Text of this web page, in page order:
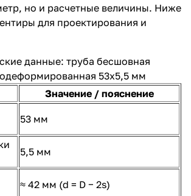
но и расчетные величины. Ниже
для проектирования и
данные: труба бесшовная
53х5,5 мм
Значение / пояснение
53 мм
5,5 мм
≈ 42 мм (d = D − 2s)